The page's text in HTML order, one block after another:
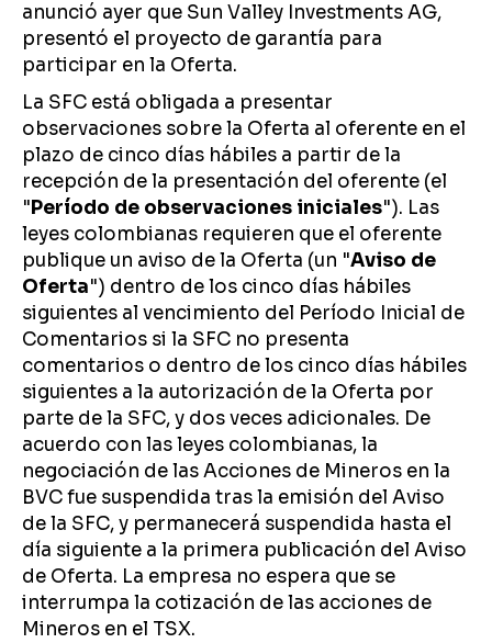
anunció ayer que Sun Valley Investments AG,
presentó el proyecto de garantía para
participar en la Oferta.
La SFC está obligada a presentar
observaciones sobre la Oferta al oferente en el
plazo de cinco días hábiles a partir de la
recepción de la presentación del oferente (el
"Período de observaciones iniciales"). Las
leyes colombianas requieren que el oferente
publique un aviso de la Oferta (un "Aviso de
Oferta") dentro de los cinco días hábiles
siguientes al vencimiento del Período Inicial de
Comentarios si la SFC no presenta
comentarios o dentro de los cinco días hábiles
siguientes a la autorización de la Oferta por
parte de la SFC, y dos veces adicionales. De
acuerdo con las leyes colombianas, la
negociación de las Acciones de Mineros en la
BVC fue suspendida tras la emisión del Aviso
de la SFC, y permanecerá suspendida hasta el
día siguiente a la primera publicación del Aviso
de Oferta. La empresa no espera que se
interrumpa la cotización de las acciones de
Mineros en el TSX.